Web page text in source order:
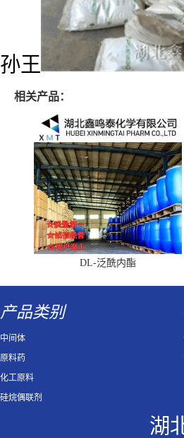
孙王
相关产品：
DL-泛酰内酯
产品类别
中间体
原料药
化工原料
硅烷偶联剂
湖